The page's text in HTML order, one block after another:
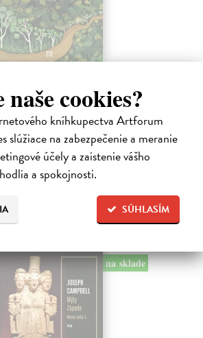
cookies?
kníhkupectva Artforum
slúžiace na zabezpečenie a meranie
účely a zaistenie vášho
a spokojnosti.
SÚHLASÍM
aj dvadsiatich rôznych ľudí. Nepoznajú
chvastanie a namiesto o vzdelávaní hovoria o
na sklade